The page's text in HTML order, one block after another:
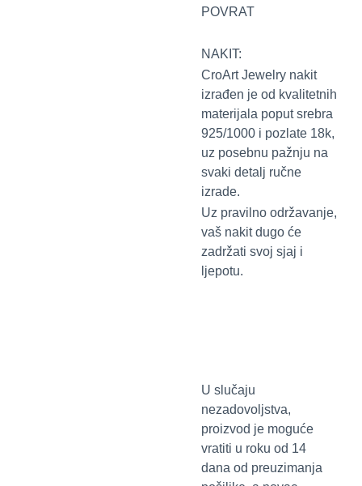
POVRAT
NAKIT:
CroArt Jewelry nakit
izrađen je od kvalitetnih
materijala poput srebra
925/1000 i pozlate 18k,
uz posebnu pažnju na
svaki detalj ručne
izrade.
Uz pravilno održavanje,
vaš nakit dugo će
zadržati svoj sjaj i
ljepotu.
U slučaju
nezadovoljstva,
proizvod je moguće
vratiti u roku od 14
dana od preuzimanja